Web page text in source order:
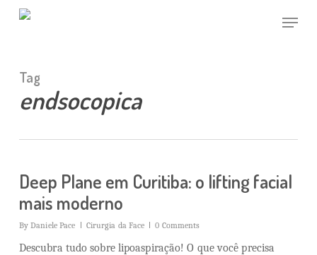
Menu
Tag
endsocopica
Deep Plane em Curitiba: o lifting facial
mais moderno
By Daniele Pace Cirurgia da Face 0 Comments
Descubra tudo sobre lipoaspiração! O que você precisa